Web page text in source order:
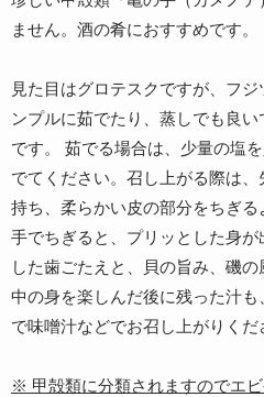
ません。酒の肴におすすめです。
見た目はグロテスクですが、フ
ンプルに茹でたり、蒸しでも良
です。 茹でる場合は、少量の塩
でてください。召し上がる際は
持ち、柔らかい皮の部分をちぎ
手でちぎると、プリッとした身
した歯ごたえと、貝の旨み、磯の
中の身を楽しんだ後に残った汁
で味噌汁などでお召し上がりくだ
※ 甲殻類に分類されますのでエ